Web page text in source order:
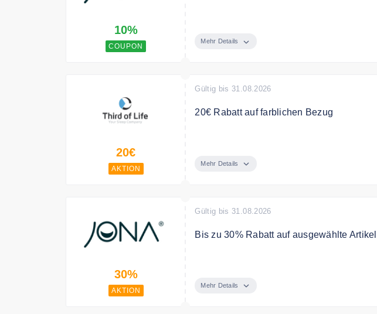
10%
COUPON
Mehr Details
20€
AKTION
Gültig bis 31.08.2026
20€ Rabatt auf farblichen Bezug
Mehr Details
30%
AKTION
Gültig bis 31.08.2026
Bis zu 30% Rabatt auf ausgewählte Artikel
Mehr Details